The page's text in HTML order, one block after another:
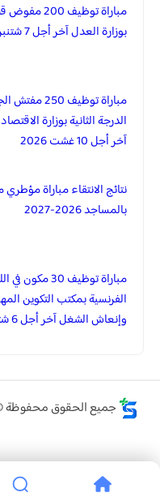
مباراة توظيف 200
بوزارة العدل آخر أجل 7 شتنبر 2026
مباراة توظيف
الدرجة الثانية بوزارة
آخر أجل 10 غشت 2026
نتائج الانتقاء مباراة
بالمساجد 2026-2027
مباراة توظيف 30 مكون
الفرنسية بمكتب التكوين
وإنعاش الشغل آخر أجل 6 شتنبر 2026
جميع الحقوق محفوظة